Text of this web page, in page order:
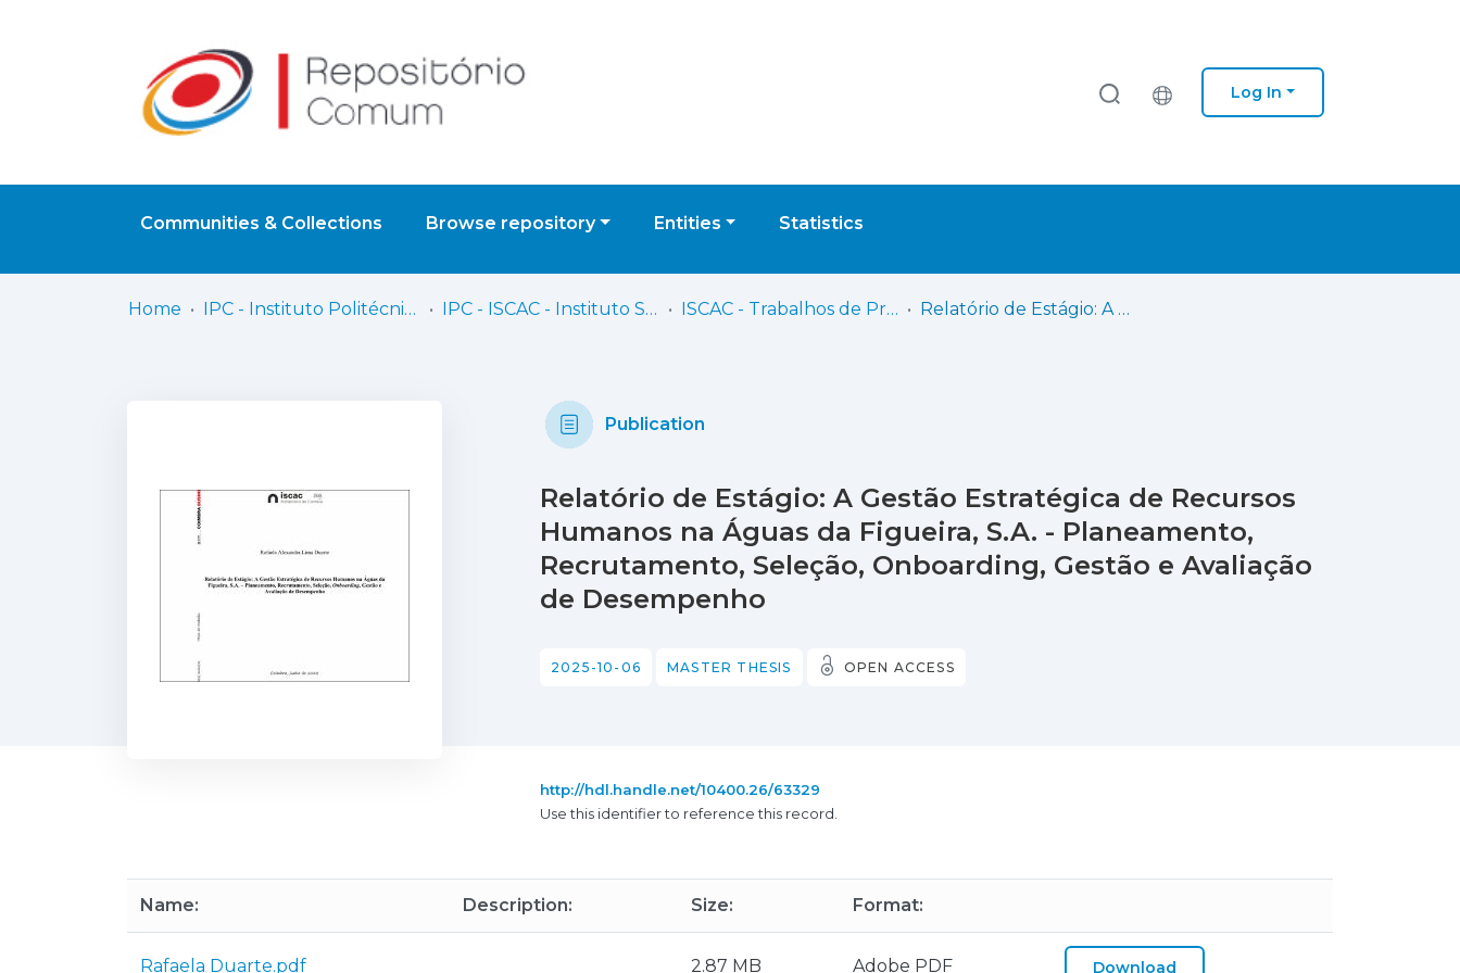
Log In
Communities & Collections Browse repository Entities Statistics
Home IPC - Instituto Politécnico de Coimbra IPC - ISCAC - Instituto Superior de Contabilidade e Administração de Coimbra ISCAC - Trabalhos de Projeto | Relatórios de Estágio Relatório de Estágio: A Gestão Estratégica de Recursos Humanos na Águas da Figueira, S.A. - Planeamento, Recrutamento, Seleção, Onboarding, Gestão e Avaliação de Desempenho
Publication
Relatório de Estágio: A Gestão Estratégica de Recursos
Humanos na Águas da Figueira, S.A. - Planeamento,
Recrutamento, Seleção, Onboarding, Gestão e Avaliação
de Desempenho
2025-10-06 MASTER THESIS OPEN ACCESS
http://hdl.handle.net/10400.26/63329
Use this identifier to reference this record.
Name: Description: Size: Format:
Rafaela Duarte.pdf 2.87 MB Adobe PDF Download